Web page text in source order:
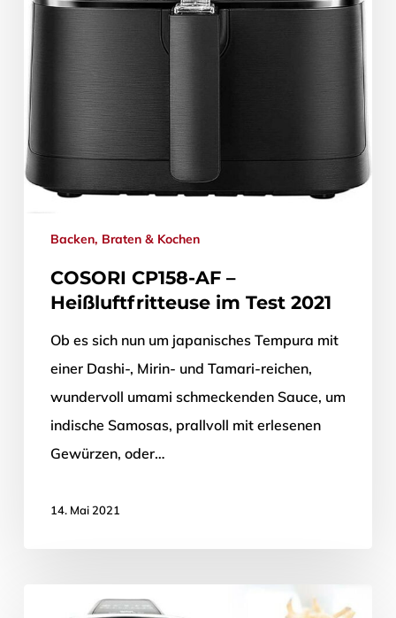
Backen, Braten & Kochen
COSORI CP158-AF –
Heißluftfritteuse im Test 2021
Ob es sich nun um japanisches Tempura mit
einer Dashi-, Mirin- und Tamari-reichen,
wundervoll umami schmeckenden Sauce, um
indische Samosas, prallvoll mit erlesenen
Gewürzen, oder…
14. Mai 2021